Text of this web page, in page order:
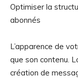
Optimiser la
abonnés
L’apparence de
que son contenu.
création de